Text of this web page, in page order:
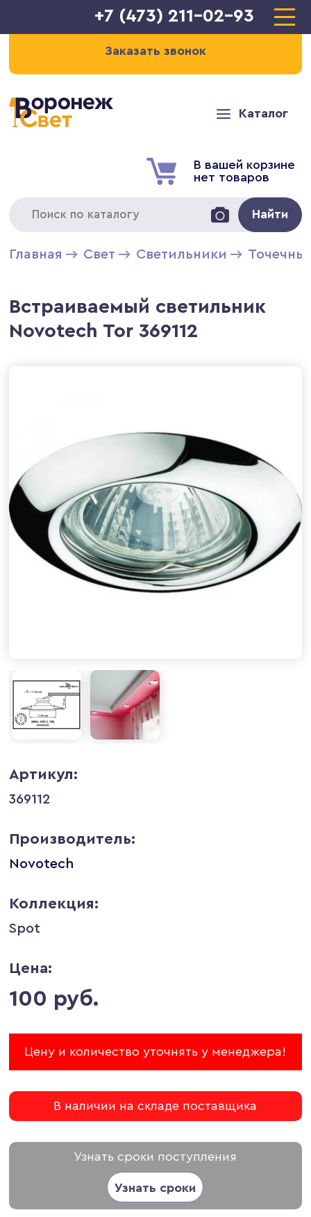
+7 (473) 211-02-93
Заказать звонок
Каталог
В вашей корзине
нет товаров
Найти
Главная Свет Светильники
Встраиваемый светильник
Novotech Tor 369112
Артикул:
369112
Производитель:
Novotech
Коллекция:
Spot
Цена:
100 руб.
Цену и количество уточнять у менеджера!
В наличии на складе поставщика
Узнать сроки поступления
Узнать сроки